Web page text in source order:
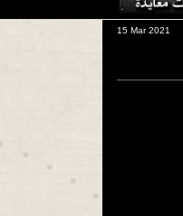
15 Mar 2021